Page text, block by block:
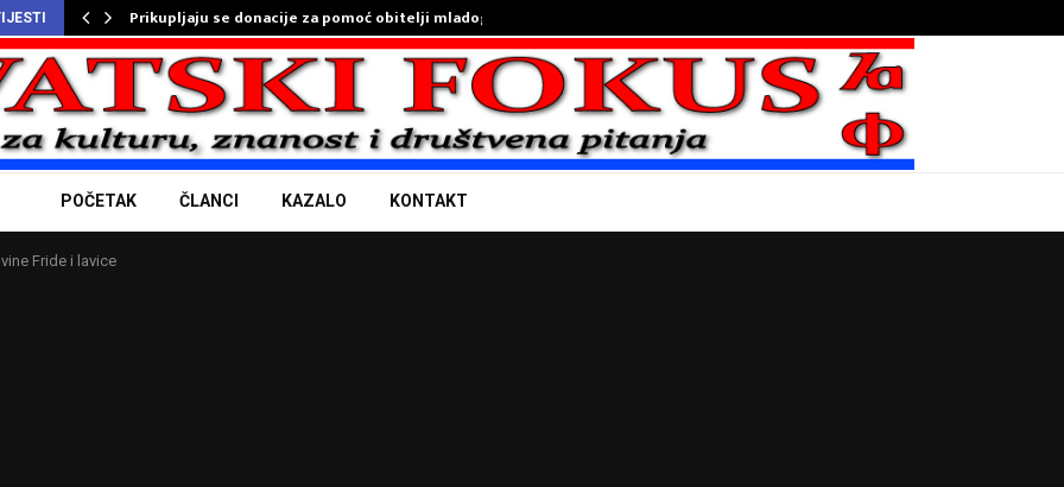
Prikupljaju se donacije za pomoć obitelji mladog…
POČETAK ČLANCI KAZALO KONTAKT
Fride i lavice